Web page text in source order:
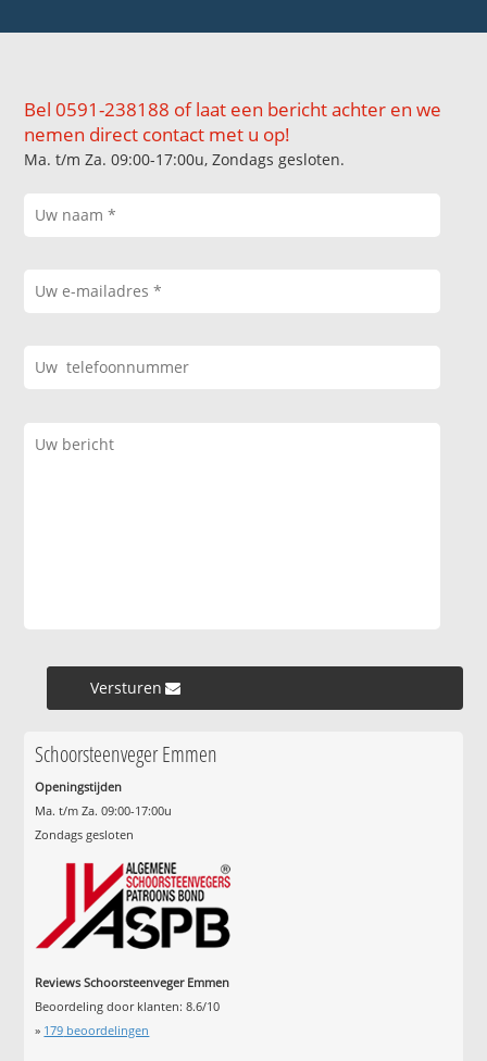
Bel 0591-238188 of laat een bericht achter en we
nemen direct contact met u op!
Ma. t/m Za. 09:00-17:00u, Zondags gesloten.
Versturen »
Schoorsteenveger Emmen
Openingstijden
Ma. t/m Za. 09:00-17:00u
Zondags gesloten
Reviews Schoorsteenveger Emmen
Beoordeling door klanten:8.6/10
» 179 beoordelingen